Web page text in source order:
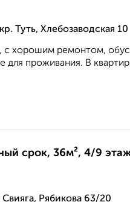
Туть, Хлебозаводская 10
с хорошим ремонтом,
проживания. В
срок, 36м², 4/9
Рябикова 63/20